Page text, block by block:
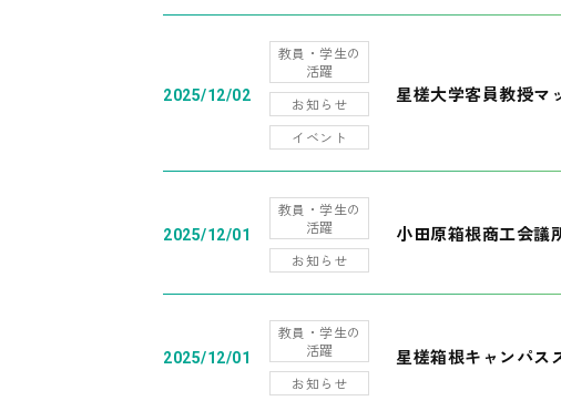
2025/12/02
教員・学生の
活躍
お知らせ
イベント
星槎大学客員教授マ
2025/12/01
教員・学生の
活躍
お知らせ
小田原箱根商工会議
2025/12/01
教員・学生の
活躍
お知らせ
星槎箱根キャンパス